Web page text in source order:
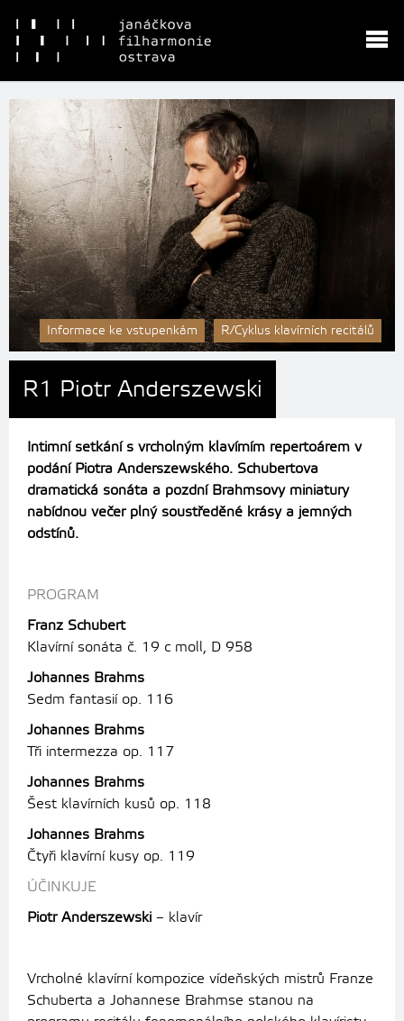
Informace ke vstupenkám R/Cyklus klavírních recitálů
R1 Piotr Anderszewski
Intimní setkání s vrcholným klavírním repertoárem v
podání Piotra Anderszewského. Schubertova
dramatická sonáta a pozdní Brahmsovy miniatury
nabídnou večer plný soustředěné krásy a jemných
odstínů.
PROGRAM
Franz Schubert
Klavírní sonáta č. 19 c moll, D 958
Johannes Brahms
Sedm fantasií op. 116
Johannes Brahms
Tři intermezza op. 117
Johannes Brahms
Šest klavírních kusů op. 118
Johannes Brahms
Čtyři klavírní kusy op. 119
ÚČINKUJE
Piotr Anderszewski – klavír
Vrcholné klavírní kompozice vídeňských mistrů Franze
Schuberta a Johannese Brahmse stanou na